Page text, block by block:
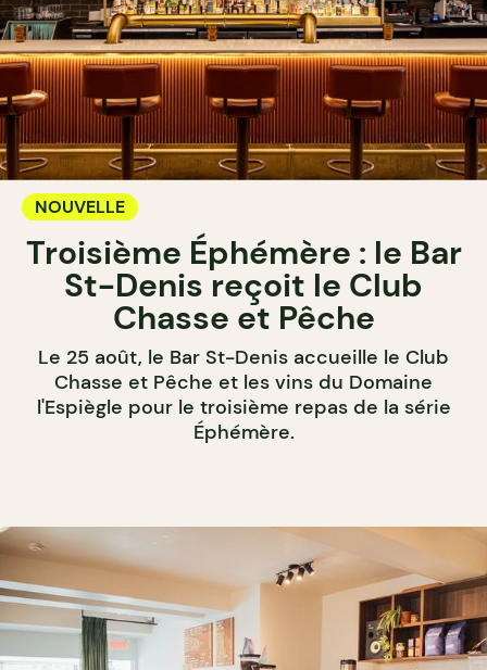
NOUVELLE
Troisième Éphémère : le Bar
St-Denis reçoit le Club
Chasse et Pêche
Le 25 août, le Bar St-Denis accueille le Club
Chasse et Pêche et les vins du Domaine
l'Espiègle pour le troisième repas de la série
Éphémère.